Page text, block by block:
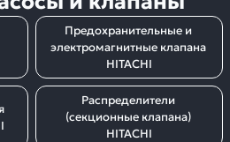
Предохранительные и
электромагнитные клапана
HITACHI
Распределители
(секционные клапана)
HITACHI